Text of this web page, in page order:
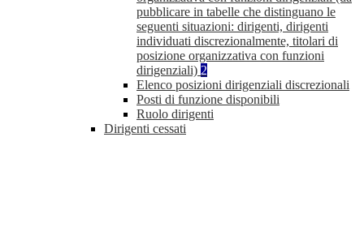
pubblicare in tabelle che distinguano le
seguenti situazioni: dirigenti, dirigenti
individuati discrezionalmente, titolari di
posizione organizzativa con funzioni
dirigenziali) 2
Elenco posizioni dirigenziali discrezionali
Posti di funzione disponibili
Ruolo dirigenti
Dirigenti cessati